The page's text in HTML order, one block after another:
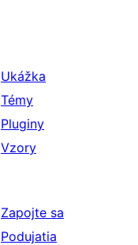
Ukážka
Témy
Pluginy
Vzory
Zapojte sa
Podujatia